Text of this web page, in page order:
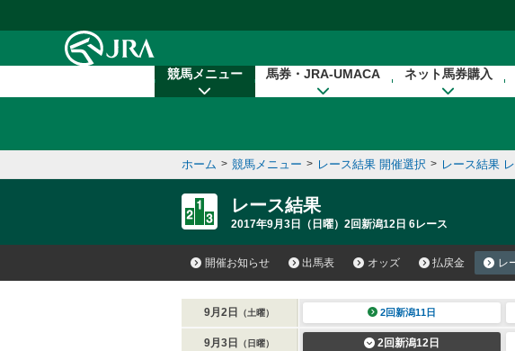
競馬メニュー 馬券・JRA-UMACA ネット馬券購入
ホーム > 競馬メニュー > レース結果 開催選択 > レース結果
レース結果
2017年9月3日（日曜）2回新潟12日 6レース
開催お知らせ 出馬表 オッズ 払戻金 レ
9月2日 （土曜） 2回新潟11日
9月3日 （日曜） 2回新潟12日